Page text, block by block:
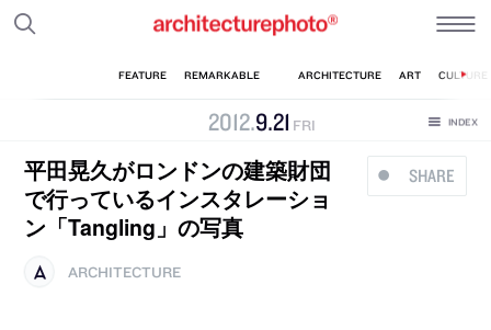
2012.9.21 FRI
SHARE
平田晃久がロンドンの建築財団
で行っているインスタレーショ
ン「Tangling」の写真
ARCHITECTURE